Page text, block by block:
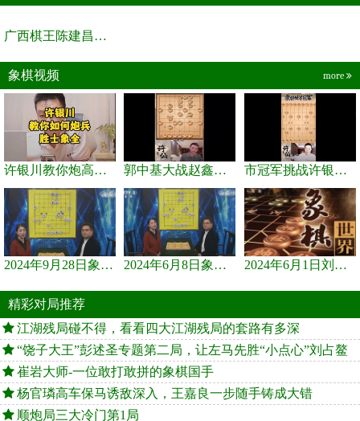
广西棋王陈建昌直播间
象棋视频 more
许银川教你炮高兵士象全如何赢士象全，简单四步即可 郭中基大战赵鑫鑫，许银川激情讲解 市冠军挑战许银川，急进中兵变化真激烈！
2024年9月28日象棋世界栏目，刘君、蒋川讲解了第九届杨官璘杯象棋... 2024年6月8日象棋世界，刘君、蒋川讲解了第九届杨官璘杯全国象棋... 2024年6月1日刘君、蒋川讲解第三届上海杯象棋大师赛谢靖与李少庚...
精彩对局推荐
江湖残局碰不得，看看四大江湖残局的套路有多深
“饶子大王”彭述圣专题第二局，让左马先胜“小点心”刘占鳌
崔岩大师-一位敢打敢拼的象棋国手
杨官璘高车保马诱敌深入，王嘉良一步随手铸成大错
顺炮局三大冷门第1局